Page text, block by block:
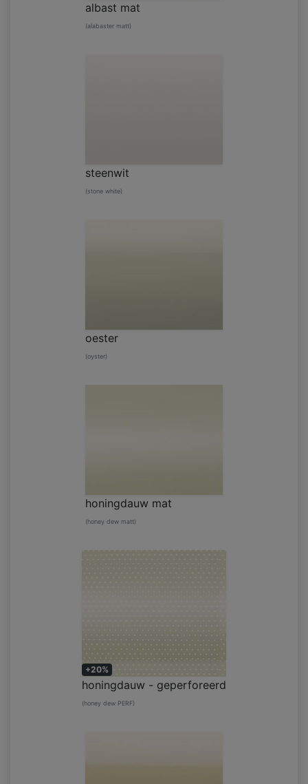
albast mat
(alabaster matt)
steenwit
(stone white)
oester
(oyster)
honingdauw mat
(honey dew matt)
+20%
honingdauw - geperforeerd
(honey dew PERF)